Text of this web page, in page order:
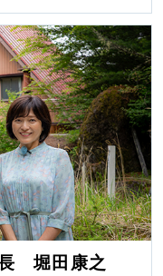
長 堀田康之